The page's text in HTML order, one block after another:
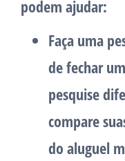
podem ajudar:
Faça uma
de fechar
pesquise
compare
do aluguel